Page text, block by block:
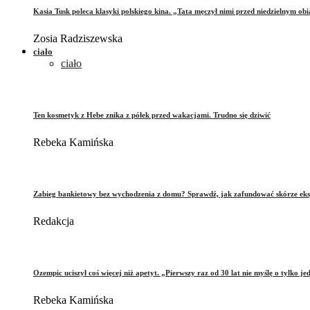
Kasia Tusk poleca klasyki polskiego kina. „Tata męczył nimi przed niedzielnym
Zosia Radziszewska
ciało
ciało
Ten kosmetyk z Hebe znika z półek przed wakacjami. Trudno się dziwić
Rebeka Kamińska
Zabieg bankietowy bez wychodzenia z domu? Sprawdź, jak zafundować skórze
Redakcja
Ozempic uciszył coś więcej niż apetyt. „Pierwszy raz od 30 lat nie myślę o tylko
Rebeka Kamińska